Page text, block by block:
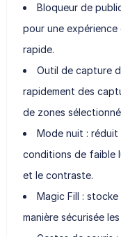
Bloqueur de
pour une
rapide.
Outil de capture
rapidement des
de zones
Mode nuit :
conditions de faible
et le contraste.
Magic Fill :
manière sécurisée